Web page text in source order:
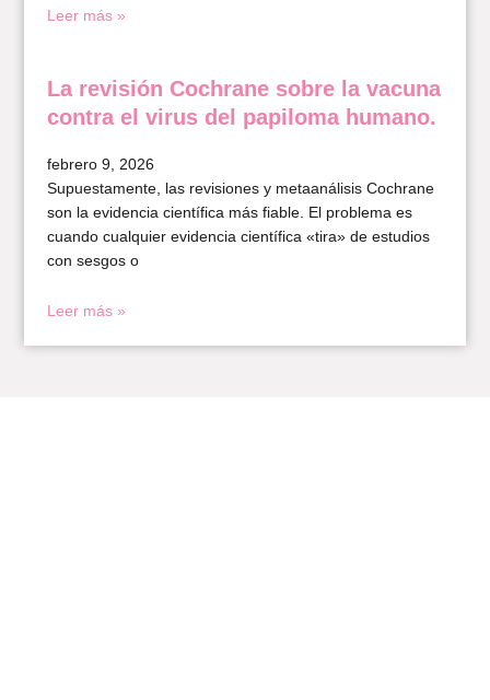
Leer más »
La revisión Cochrane sobre la vacuna
contra el virus del papiloma humano.
febrero 9, 2026
Supuestamente, las revisiones y metaanálisis Cochrane
son la evidencia científica más fiable. El problema es
cuando cualquier evidencia científica «tira» de estudios
con sesgos o
Leer más »